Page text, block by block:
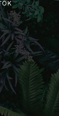
FŐOLDAL
RÓLUNK
KIÁLLÍTÓKNAK
ÚJDONSÁGOK
PROGRAMOK